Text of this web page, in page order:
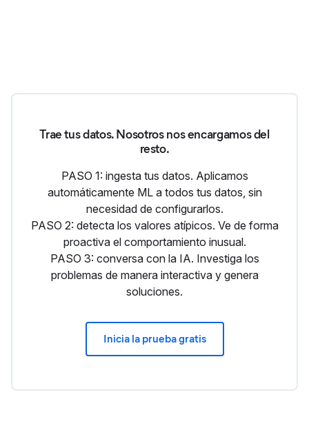
Trae tus datos. Nosotros nos encargamos del
resto.
PASO 1: ingesta tus datos. Aplicamos
automáticamente ML a todos tus datos, sin
necesidad de configurarlos.
PASO 2: detecta los valores atípicos. Ve de forma
proactiva el comportamiento inusual.
PASO 3: conversa con la IA. Investiga los
problemas de manera interactiva y genera
soluciones.
Inicia la prueba gratis